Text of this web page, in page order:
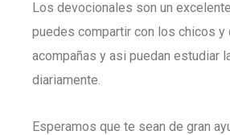
Los devocionales son un
puedes compartir con los chicos y
acompañas y asi puedan estudiar
diariamente.
Esperamos que te sean de gran